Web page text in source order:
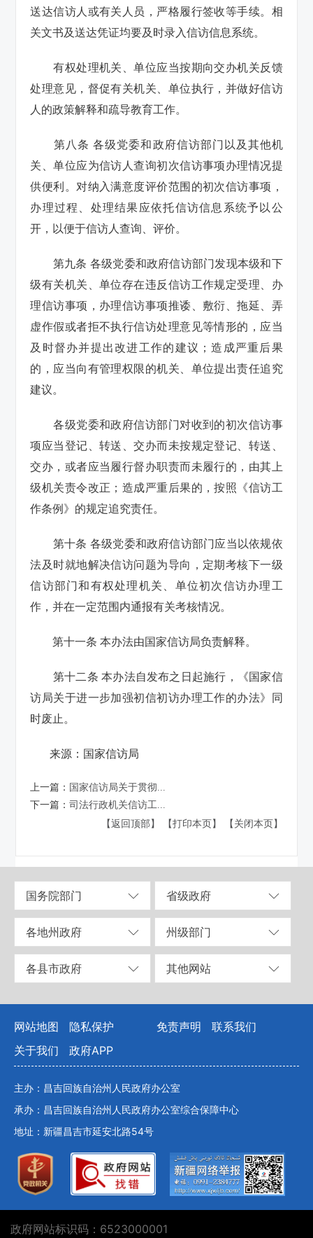
送达信访人或有关人员，严格履行签收等手续。相
关文书及送达凭证均要及时录入信访信息系统。
有权处理机关、单位应当按期向交办机关反馈
处理意见，督促有关机关、单位执行，并做好信访
人的政策解释和疏导教育工作。
第八条 各级党委和政府信访部门以及其他机
关、单位应为信访人查询初次信访事项办理情况提
供便利。对纳入满意度评价范围的初次信访事项，
办理过程、处理结果应依托信访信息系统予以公
开，以便于信访人查询、评价。
第九条 各级党委和政府信访部门发现本级和下
级有关机关、单位存在违反信访工作规定受理、办
理信访事项，办理信访事项推诿、敷衍、拖延、弄
虚作假或者拒不执行信访处理意见等情形的，应当
及时督办并提出改进工作的建议；造成严重后果
的，应当向有管理权限的机关、单位提出责任追究
建议。
各级党委和政府信访部门对收到的初次信访事
项应当登记、转送、交办而未按规定登记、转送、
交办，或者应当履行督办职责而未履行的，由其上
级机关责令改正；造成严重后果的，按照《信访工
作条例》的规定追究责任。
第十条 各级党委和政府信访部门应当以依规依
法及时就地解决信访问题为导向，定期考核下一级
信访部门和有权处理机关、单位初次信访办理工
作，并在一定范围内通报有关考核情况。
第十一条 本办法由国家信访局负责解释。
第十二条 本办法自发布之日起施行，《国家信
访局关于进一步加强初信初访办理工作的办法》同
时废止。
来源：国家信访局
上一篇： 国家信访局关于贯彻...
下一篇：司法行政机关信访工...
【返回顶部】
【打印本页】 【关闭本页】
国务院部门 省级政府
各地州政府 州级部门
各县市政府 其他网站
网站地图 隐私保护 免责声明
联系我们
关于我们
政府APP
主办：昌吉回族自治州人民政府办公室
承办：昌吉回族自治州人民政府办公室综合保障中心
地址：新疆昌吉市延安北路54号
政府网站标识码：6523000001